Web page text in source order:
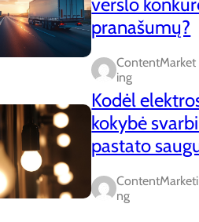
verslo
pranašumų?
ContentMarket
Ing
Kodėl
kokybė
pastato
ContentMarketi
Ng